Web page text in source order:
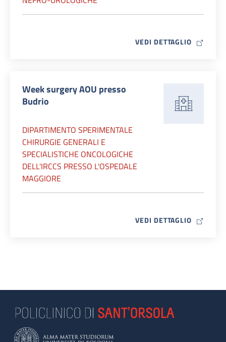
VEDI DETTAGLIO MAP ICON
Week surgery AOU presso
Budrio
DIPARTIMENTO SPERIMENTALE
CHIRURGIE GENERALI E
SPECIALISTICHE ONCOLOGICHE
DELL'IRCCS PRESSO L'OSPEDALE
MAGGIORE
VEDI DETTAGLIO MAP ICON